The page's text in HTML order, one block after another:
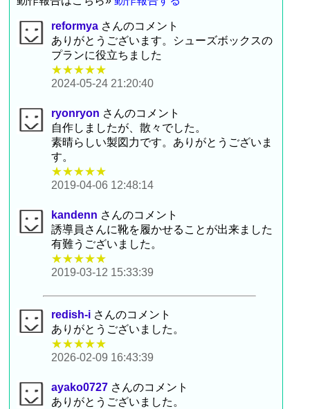
reformya さんのコメント
ありがとうございます。シューズボックスの
プランに役立ちました
★★★★★
2024-05-24 21:20:40
ryonryon さんのコメント
自作しましたが、散々でした。
素晴らしい製図力です。ありがとうございま
す。
★★★★★
2019-04-06 12:48:14
kandenn さんのコメント
誘導員さんに靴を履かせることが出来ました
有難うございました。
★★★★★
2019-03-12 15:33:39
redish-i さんのコメント
ありがとうございました。
★★★★★
2026-02-09 16:43:39
ayako0727 さんのコメント
ありがとうございました。